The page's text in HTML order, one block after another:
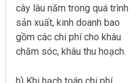
cây lâu năm trong quá trình
sản xuất, kinh doanh bao
gồm các chi phí cho khâu
chăm sóc, khâu thu hoạch.